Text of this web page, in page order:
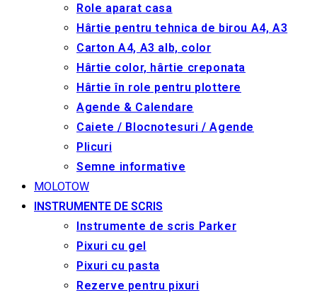
Role aparat casa
Hârtie pentru tehnica de birou A4, A3
Carton A4, A3 alb, color
Hârtie color, hârtie creponata
Hârtie în role pentru plottere
Agende & Calendare
Caiete / Blocnotesuri / Agende
Plicuri
Semne informative
MOLOTOW
INSTRUMENTE DE SCRIS
Instrumente de scris Parker
Pixuri cu gel
Pixuri cu pasta
Rezerve pentru pixuri